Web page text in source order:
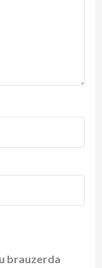
brauzerda